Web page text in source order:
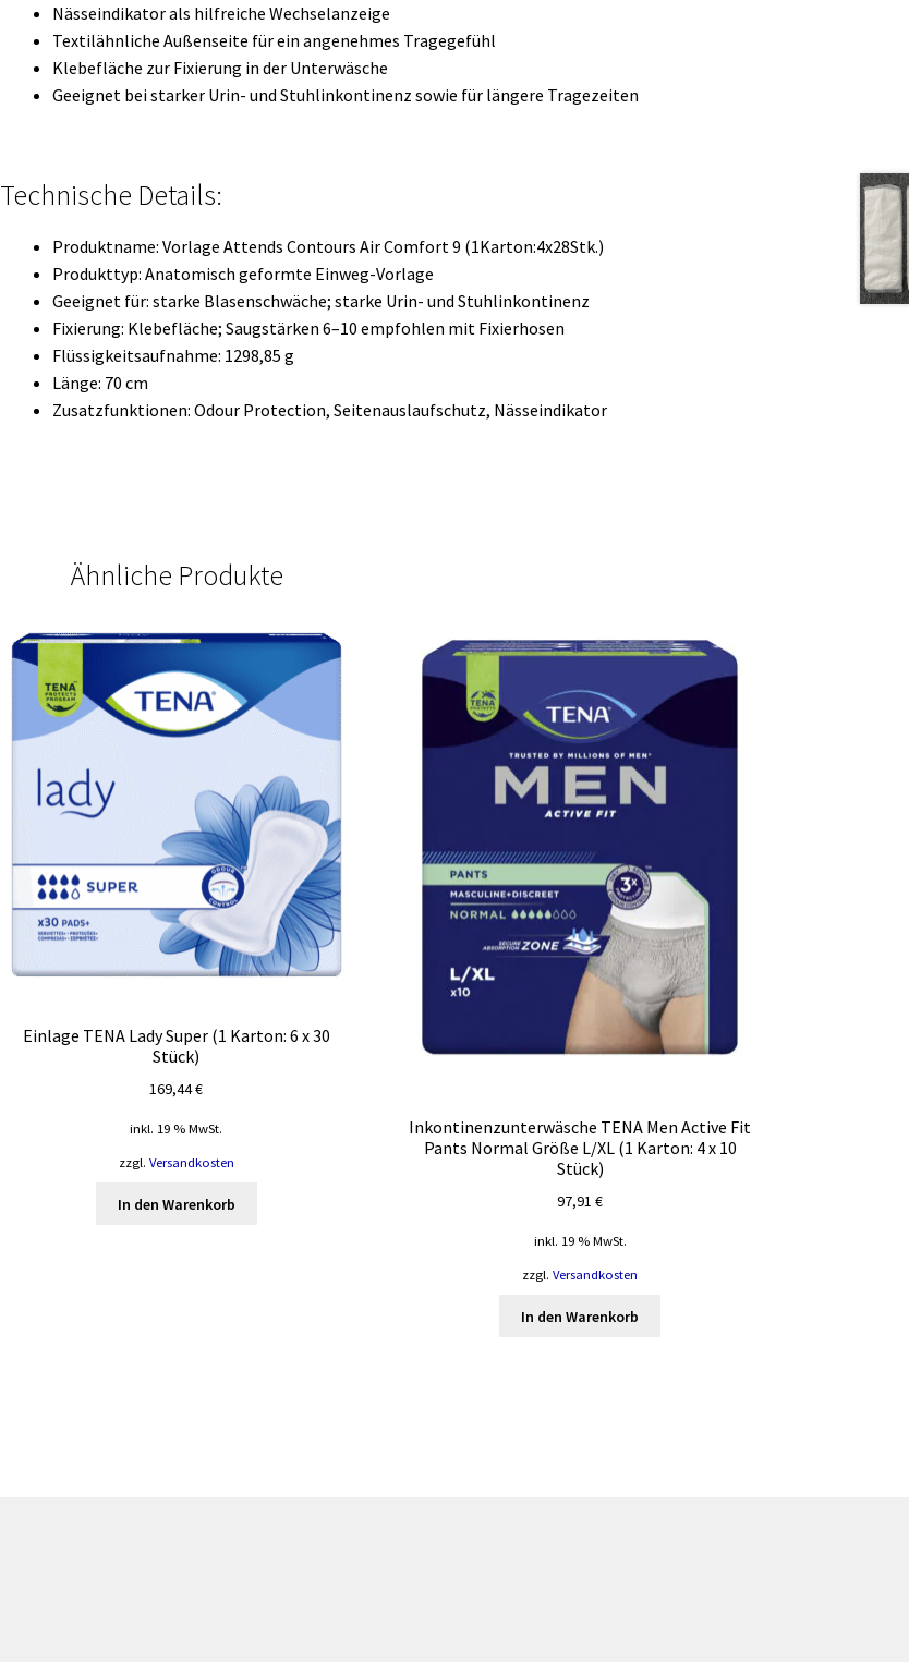
Nässeindikator als hilfreiche Wechselanzeige
Textilähnliche Außenseite für ein angenehmes Tragegefühl
Klebefläche zur Fixierung in der Unterwäsche
Geeignet bei starker Urin- und Stuhlinkontinenz sowie für längere Tragezeiten
Technische Details:
Produktname: Vorlage Attends Contours Air Comfort 9 (1Karton:4x28Stk.)
Produkttyp: Anatomisch geformte Einweg-Vorlage
Geeignet für: starke Blasenschwäche; starke Urin- und Stuhlinkontinenz
Fixierung: Klebefläche; Saugstärken 6–10 empfohlen mit Fixierhosen
Flüssigkeitsaufnahme: 1298,85 g
Länge: 70 cm
Zusatzfunktionen: Odour Protection, Seitenauslaufschutz, Nässeindikator
Ähnliche Produkte
Einlage TENA Lady Super (1 Karton: 6 x 30
Stück)
169,44€
inkl. 19 % MwSt.
zzgl. Versandkosten
In den Warenkorb
Inkontinenzunterwäsche TENA Men Active Fit
Pants Normal Größe L/XL (1 Karton: 4 x 10
Stück)
97,91€
inkl. 19 % MwSt.
zzgl.Versandkosten
In den Warenkorb